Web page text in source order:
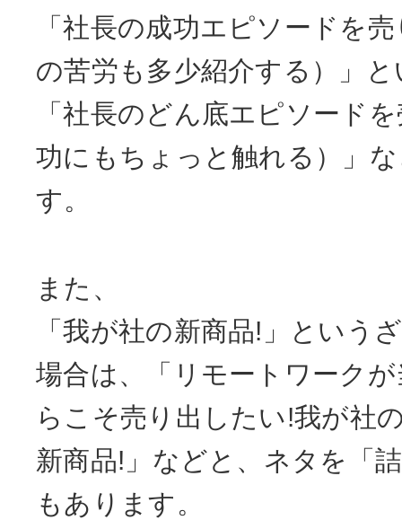
「社長の成功エピソードを
の苦労も多少紹介する）」
「社長のどん底エピソード
功にもちょっと触れる）」
す。
また、
「我が社の新商品!」という
場合は、「リモートワーク
らこそ売り出したい!我が社
新商品!」などと、ネタを「
もあります。